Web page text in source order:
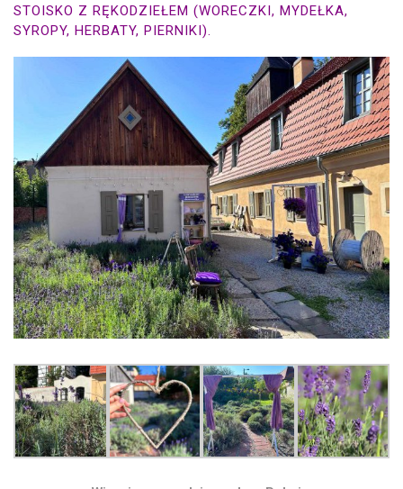
STOISKO Z RĘKODZIEŁEM (WORECZKI, MYDEŁKA,
SYROPY, HERBATY, PIERNIKI).